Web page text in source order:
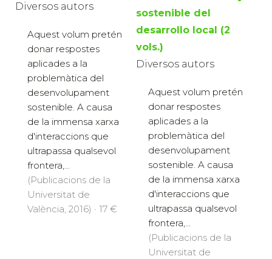
Diversos autors
Aquest volum pretén
donar respostes
aplicades a la
problemàtica del
desenvolupament
sostenible. A causa
de la immensa xarxa
d'interaccions que
ultrapassa qualsevol
frontera,...
(Publicacions de la
Universitat de
València, 2016) · 17 €
sostenible del
desarrollo local (2
vols.)
Diversos autors
Aquest volum pretén
donar respostes
aplicades a la
problemàtica del
desenvolupament
sostenible. A causa
de la immensa xarxa
d'interaccions que
ultrapassa qualsevol
frontera,...
(Publicacions de la
Universitat de